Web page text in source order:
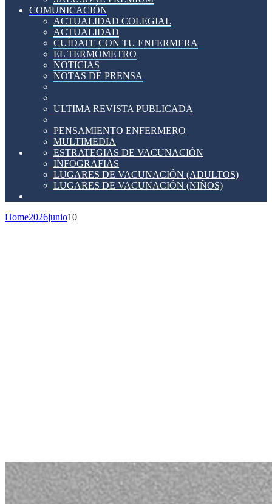
COMUNICACIÓN
ACTUALIDAD COLEGIAL
ACTUALIDAD
CUÍDATE CON TU ENFERMERA
EL TERMÓMETRO
NOTICIAS
NOTAS DE PRENSA
ULTIMA REVISTA PUBLICADA
PENSAMIENTO ENFERMERO
MULTIMEDIA
ESTRATEGIAS DE VACUNACIÓN
INFOGRAFIAS
LUGARES DE VACUNACIÓN (ADULTOS)
LUGARES DE VACUNACIÓN (NIÑOS)
Home2026junio10
asistencial